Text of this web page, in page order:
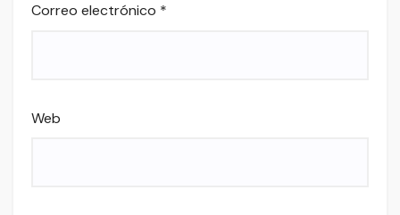
Correo electrónico *
Web